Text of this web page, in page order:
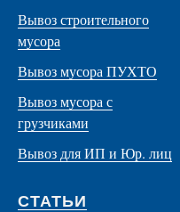
Вывоз строительного
мусора
Вывоз мусора ПУХТО
Вывоз мусора с
грузчиками
Вывоз для ИП и Юр. лиц
СТАТЬИ